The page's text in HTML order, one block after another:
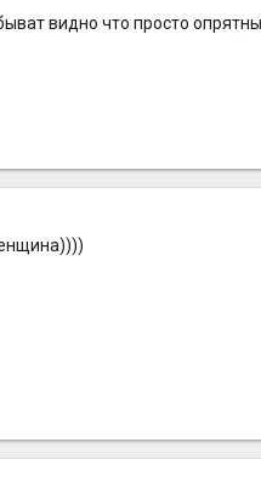
видно что просто